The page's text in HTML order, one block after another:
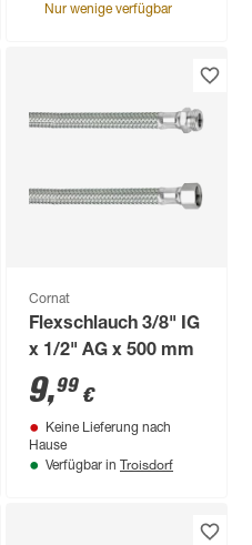
Nur wenige verfügbar
Cornat
Flexschlauch 3/8" IG
x 1/2" AG x 500 mm
9,99 €
Keine Lieferung nach
Hause
Verfügbar in Troisdorf